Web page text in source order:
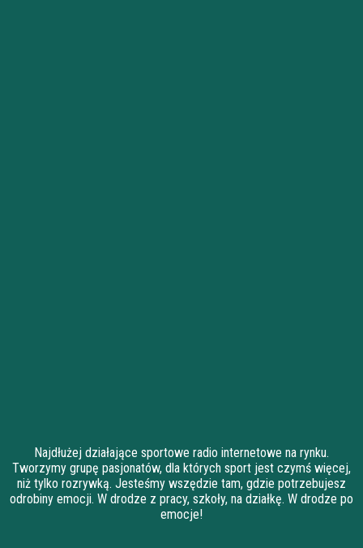
Najdłużej działające sportowe radio internetowe na rynku.
Tworzymy grupę pasjonatów, dla których sport jest czymś więcej,
niż tylko rozrywką. Jesteśmy wszędzie tam, gdzie potrzebujesz
odrobiny emocji. W drodze z pracy, szkoły, na działkę. W drodze po
emocje!